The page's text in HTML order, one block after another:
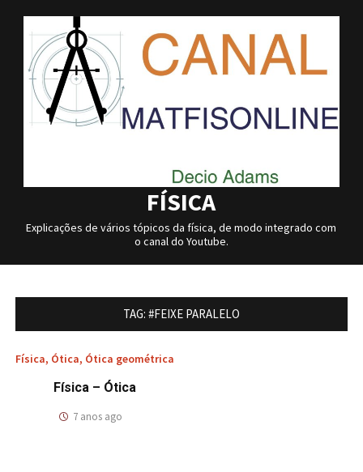
to
content
FÍSICA
Explicações de vários tópicos da física, de modo integrado com
o canal do Youtube.
TAG: #FEIXE PARALELO
Física, Ótica, Ótica geométrica
Física – Ótica
7 anos ago